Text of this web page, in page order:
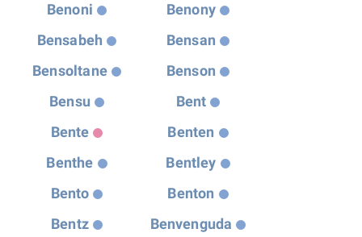
Benoni
Benony
Bensabeh
Bensan
Bensoltane
Benson
Bensu
Bent
Bente
Benten
Benthe
Bentley
Bento
Benton
Bentz
Benvenguda